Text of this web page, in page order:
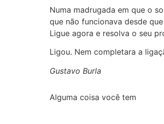
Numa madrugada em que o
que não funcionava desde
Ligue agora e resolva o seu
Ligou. Nem completara a
Gustavo Burla
Alguma coisa você tem